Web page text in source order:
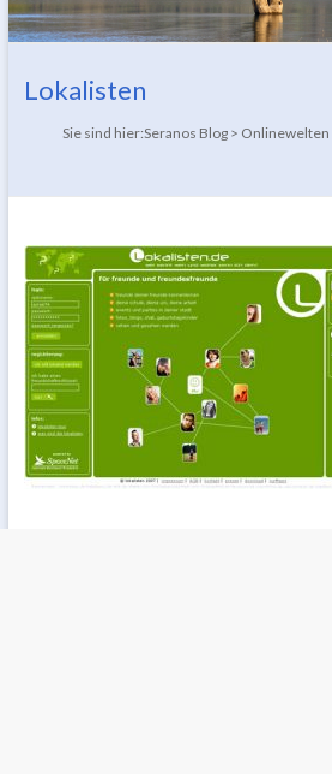
Lokalisten
Sie sind hier:Seranos Blog > Onlinewelten